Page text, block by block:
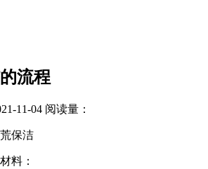
流程
11-04 阅读量：
保洁
料：